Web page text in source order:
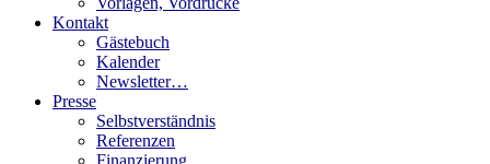
Kontakt
Gästebuch
Kalender
Newsletter…
Presse
Selbstverständnis
Referenzen
Finanzierung